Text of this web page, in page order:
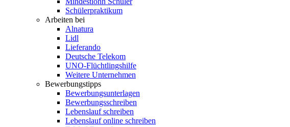
Schülerpraktikum
Arbeiten bei
Alnatura
Lidl
Lieferando
Deutsche Telekom
UNO-Flüchtlingshilfe
Weitere Unternehmen
Bewerbungstipps
Bewerbungsunterlagen
Bewerbungsschreiben
Lebenslauf schreiben
Lebenslauf online schreiben